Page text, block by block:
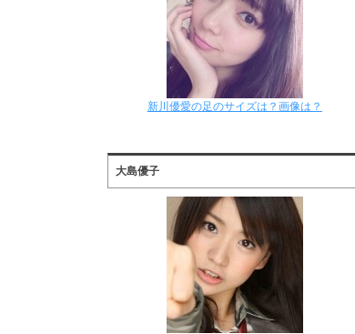
新川優愛の足のサイズは？画像は？
大島優子